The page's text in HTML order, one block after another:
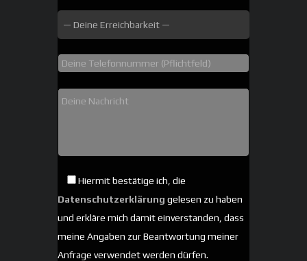
Hiermit bestätige ich, die
Datenschutzerklärung gelesen zu haben
und erkläre mich damit einverstanden, dass
meine Angaben zur Beantwortung meiner
Anfrage verwendet werden dürfen.